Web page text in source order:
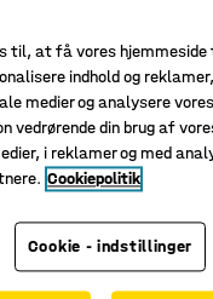
til, at få vores
indhold og
medier og analysere
vedrørende din brug af
i reklamer og med
Cookiepolitik
Cookie - indstillinger